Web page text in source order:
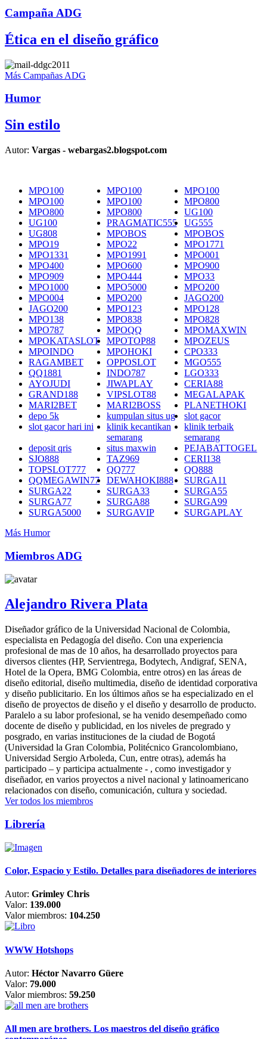
Campaña ADG
Ética en el diseño gráfico
Más Campañas ADG
Humor
Sin estilo
Autor: Vargas - webargas2.blogspot.com
MPO100 MPO100
MPO100
MPO100
MPO100
MPO800
MPO800
MPO800
UG100
UG100
PRAGMATIC555
UG555
UG808
MPOBOS
MPOBOS
MPO19
MPO22
MPO1771
MPO1331
MPO1991
MPO001
MPO400
MPO600
MPO900
MPO909
MPO444
MPO33
MPO1000
MPO5000
MPO200
MPO004
MPO200
JAGO200
JAGO200
MPO123
MPO128
MPO138
MPO838
MPO828
MPO787
MPOQQ
MPOMAXWIN
MPOKATASLOT
MPOTOP88
MPOZEUS
MPOINDO
MPOHOKI
CPO333
RAGAMBET
OPPOSLOT
MGO555
QQ1881
INDO787
LGO333
AYOJUDI
JIWAPLAY
CERIA88
GRAND188
VIPSLOT88
MEGALAPAK
MARI2BET
MARI2BOSS
PLANETHOKI
depo 5k
kumpulan situs ug
slot gacor
slot gacor hari ini
klinik kecantikan
semarang
klinik terbaik
semarang
deposit qris
situs maxwin
PEJABATTOGEL
SJO888
TAZ969
CERI138
TOPSLOT777
QQ777
QQ888
QQMEGAWIN77
DEWAHOKI888
SURGA11
SURGA22
SURGA33
SURGA55
SURGA77
SURGA88
SURGA99
SURGA5000
SURGAVIP
SURGAPLAY
Más Humor
Miembros ADG
Alejandro Rivera Plata
Diseñador gráfico de la Universidad Nacional de Colombia,
especialista en Pedagogía del diseño. Con una experiencia
profesional de mas de 10 años, ha desarrollado proyectos para
diversos clientes (HP, Servientrega, Bodytech, Andigraf, SENA,
Hotel de la Opera, BMG Colombia, entre otros) en las áreas de
diseño editorial, diseño multimedia, diseño de identidad corporativa
y diseño publicitario. En los últimos años se ha especializado en el
diseño de proyectos de diseño y el diseño y desarrollo de producto.
Paralelo a su labor profesional, se ha venido desempeñado como
docente de diseño y publicidad, en los niveles de pregrado y
posgrado, en varias instituciones de la ciudad de Bogotá
(Universidad la Gran Colombia, Politécnico Grancolombiano,
Universidad Sergio Arboleda, Cun, entre otras), además ha
participado – y participa actualmente - , como investigador y
diseñador, en varios proyectos a nivel nacional y latinoamericano
relacionados con diseño, comunicación, cultura y sociedad.
Ver todos los miembros
Librería
Color, Espacio y Estilo. Detalles para diseñadores de interiores
Autor: Grimley Chris
Valor: 139.000
Valor miembros: 104.250
WWW Hotshops
Autor: Héctor Navarro Güere
Valor: 79.000
Valor miembros: 59.250
All men are brothers. Los maestros del diseño gráfico